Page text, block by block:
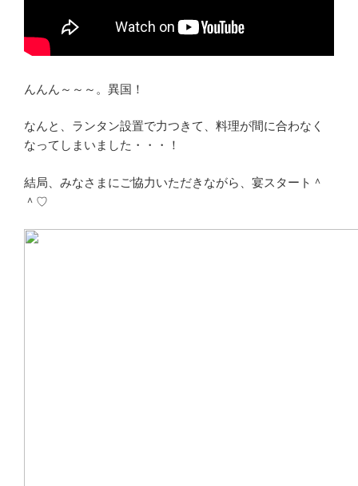
んんん～～～。異国！
なんと、ランタン設置で力つきて、料理が間に合わなく
なってしまいました・・・！
結局、みなさまにご協力いただきながら、宴スタート＾
＾♡